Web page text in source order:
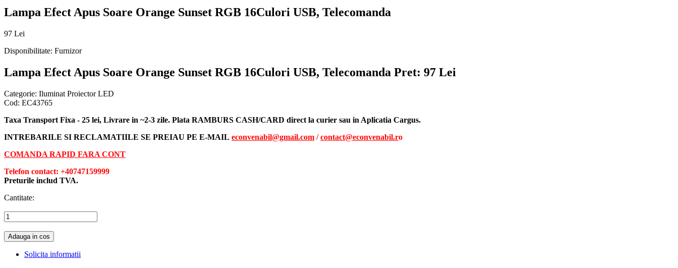
Lampa Efect Apus Soare Orange Sunset RGB 16Culori USB, Telecomanda
97 Lei
Disponibilitate: Furnizor
Lampa Efect Apus Soare Orange Sunset RGB 16Culori USB, Telecomanda Pret: 97 Lei
Categorie: Iluminat Proiector LED
Cod: EC43765
Taxa Transport Fixa - 25 lei, Livrare in ~2-3 zile. Plata RAMBURS CASH/CARD direct la curier sau in Aplicatia Cargus.
INTREBARILE SI RECLAMATIILE SE PREIAU PE E-MAIL econvenabil@gmail.com /contact@econvenabil.ro
COMANDA RAPID FARA CONT
Telefon contact: +40747159999
Preturile includ TVA.
Cantitate:
Adauga in cos
Solicita informatii